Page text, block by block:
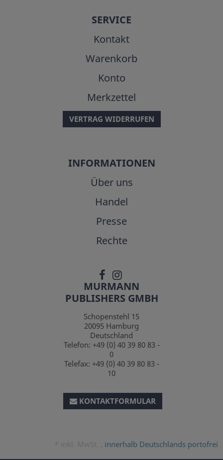
SERVICE
Kontakt
Warenkorb
Konto
Merkzettel
VERTRAG WIDERRUFEN
INFORMATIONEN
Über uns
Handel
Presse
Rechte
MURMANN
PUBLISHERS GMBH
Schopenstehl 15
20095 Hamburg
Deutschland
Telefon: +49 (0) 40 39 80 83 -
0
Telefax: +49 (0) 40 39 80 83 -
10
KONTAKTFORMULAR
innerhalb Deutschlands portofrei